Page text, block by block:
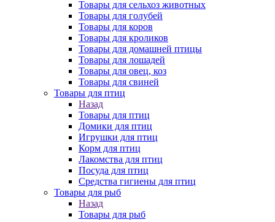
Товары для сельхоз животных
Товары для голубей
Товары для коров
Товары для кроликов
Товары для домашней птицы
Товары для лошадей
Товары для овец, коз
Товары для свиней
Товары для птиц
Назад
Товары для птиц
Домики для птиц
Игрушки для птиц
Корм для птиц
Лакомства для птиц
Посуда для птиц
Средства гигиены для птиц
Товары для рыб
Назад
Товары для рыб